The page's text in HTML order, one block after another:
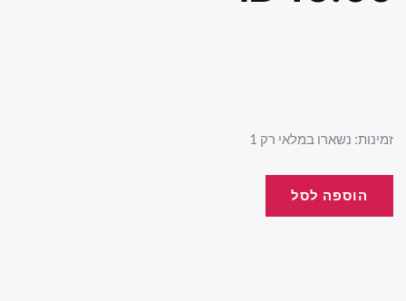
זמינות: נשארו במלאי רק 1
כמות
הוספה לסל